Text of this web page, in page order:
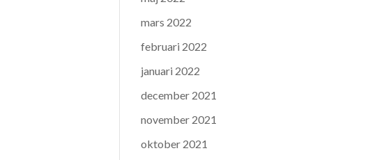
mars 2022
februari 2022
januari 2022
december 2021
november 2021
oktober 2021